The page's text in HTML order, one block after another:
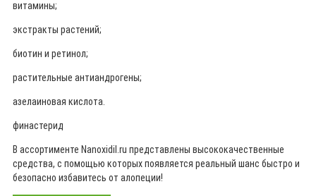
витамины;
экстракты растений;
биотин и ретинол;
растительные антиандрогены;
азелаиновая кислота.
финастерид
В ассортименте Nanoxidil.ru представлены высококачественные
средства, с помощью которых появляется реальный шанс быстро и
безопасно избавитесь от алопеции!